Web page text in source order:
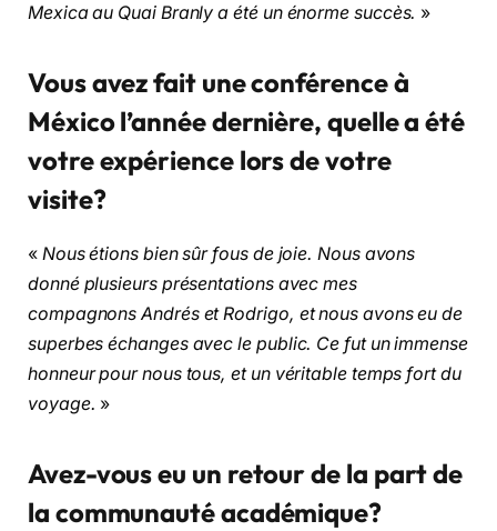
Mexica au Quai Branly a été un énorme succès. »
Vous avez fait une conférence à
México l’année dernière, quelle a été
votre expérience lors de votre
visite?
« Nous étions bien sûr fous de joie. Nous avons
donné plusieurs présentations avec mes
compagnons Andrés et Rodrigo, et nous avons eu de
superbes échanges avec le public. Ce fut un immense
honneur pour nous tous, et un véritable temps fort du
voyage. »
Avez-vous eu un retour de la part de
la communauté académique?